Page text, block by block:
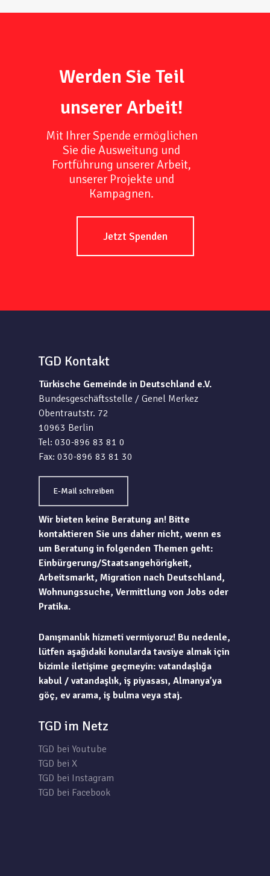
Werden Sie Teil
unserer Arbeit!
Mit Ihrer Spende ermöglichen
Sie die Ausweitung und
Fortführung unserer Arbeit,
unserer Projekte und
Kampagnen.
Jetzt Spenden
TGD Kontakt
Türkische Gemeinde in Deutschland e.V.
Bundesgeschäftsstelle / Genel Merkez
Obentrautstr. 72
10963 Berlin
Tel: 030-896 83 81 0
Fax: 030-896 83 81 30
E-Mail schreiben
Wir bieten keine Beratung an! Bitte
kontaktieren Sie uns daher nicht, wenn es
um Beratung in folgenden Themen geht:
Einbürgerung/Staatsangehörigkeit,
Arbeitsmarkt, Migration nach Deutschland,
Wohnungssuche, Vermittlung von Jobs oder
Pratika.
Danışmanlık hizmeti vermiyoruz! Bu nedenle,
lütfen aşağıdaki konularda tavsiye almak için
bizimle iletişime geçmeyin: vatandaşlığa
kabul / vatandaşlık, iş piyasası, Almanya’ya
göç, ev arama, iş bulma veya staj.
TGD im Netz
TGD bei Youtube
TGD bei X
TGD bei Instagram
TGD bei Facebook